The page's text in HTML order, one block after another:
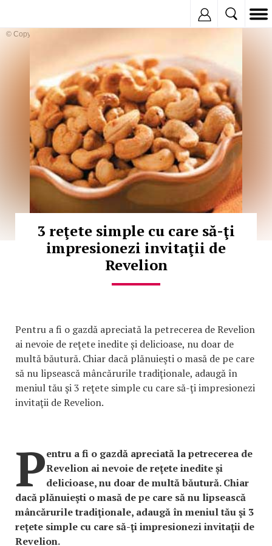
© Copyright:
3 reţete simple cu care să-ţi
impresionezi invitaţii de
Revelion
Pentru a fi o gazdă apreciată la petrecerea de Revelion
ai nevoie de reţete inedite și delicioase, nu doar de
multă băutură. Chiar dacă plănuieşti o masă de pe care
să nu lipsească mâncărurile tradiţionale, adaugă în
meniul tău şi 3 reţete simple cu care să-ţi impresionezi
invitaţii de Revelion.
Pentru a fi o gazdă apreciată la petrecerea de
Revelion ai nevoie de reţete inedite și
delicioase, nu doar de multă băutură. Chiar
dacă plănuieşti o masă de pe care să nu lipsească
mâncărurile tradiţionale, adaugă în meniul tău şi 3
reţete simple cu care să-ţi impresionezi invitaţii de
Revelion.